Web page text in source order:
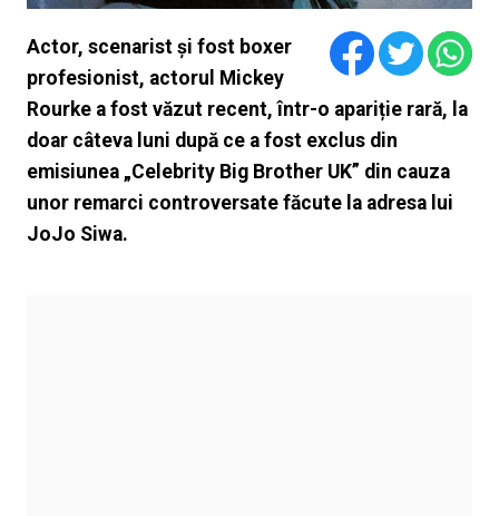
Actor, scenarist și fost boxer
profesionist, actorul Mickey
Rourke a fost văzut recent, într-o apariție rară, la
doar câteva luni după ce a fost exclus din
emisiunea „Celebrity Big Brother UK” din cauza
unor remarci controversate făcute la adresa lui
JoJo Siwa.